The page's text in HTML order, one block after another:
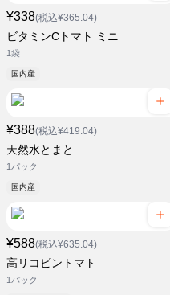
¥338(税込¥365.04)
ビタミンCトマト ミニ
1袋
国内産
¥388(税込¥419.04)
天然水とまと
1パック
国内産
¥588(税込¥635.04)
高リコピントマト
1パック